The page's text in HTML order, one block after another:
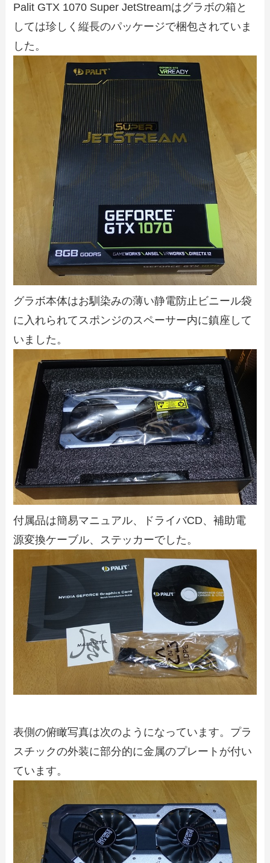
Palit GTX 1070 Super JetStreamはグラボの箱と
しては珍しく縦長のパッケージで梱包されていま
した。
グラボ本体はお馴染みの薄い静電防止ビニール袋
に入れられてスポンジのスペーサー内に鎮座して
いました。
付属品は簡易マニュアル、ドライバCD、補助電
源変換ケーブル、ステッカーでした。
表側の俯瞰写真は次のようになっています。プラ
スチックの外装に部分的に金属のプレートが付い
ています。